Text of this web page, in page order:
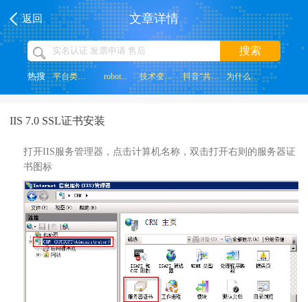
返回 文章详情
搜索
热搜 平台类网站... robot... 技术变革带... 抖音“共创... 为什么网页...
IIS 7.0 SSL证书安装
打开IIS服务管理器，点击计算机名称，双击打开右则的服务器证
书图标